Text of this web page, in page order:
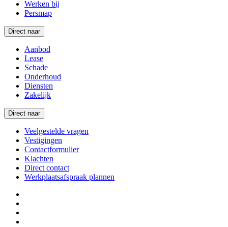
Werken bij
Persmap
Direct naar
Aanbod
Lease
Schade
Onderhoud
Diensten
Zakelijk
Direct naar
Veelgestelde vragen
Vestigingen
Contactformulier
Klachten
Direct contact
Werkplaatsafspraak plannen